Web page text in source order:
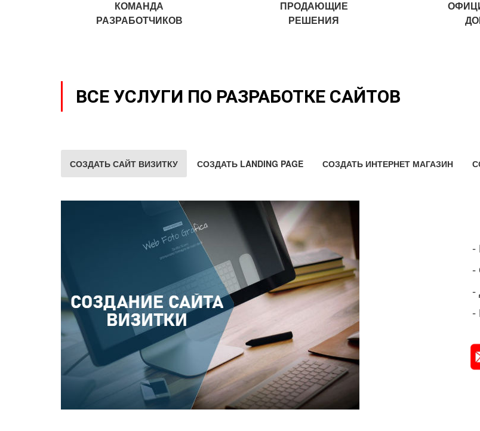
КОМАНДА
РАЗРАБОТЧИКОВ
ПРОДАЮЩИЕ
РЕШЕНИЯ
ВСЕ УСЛУГИ ПО РАЗРАБОТКЕ САЙТОВ
СОЗДАТЬ САЙТ ВИЗИТКУ СОЗДАТЬ LANDING PAGE СОЗДАТЬ ИНТЕРНЕТ МАГАЗИН
-
-
-
-